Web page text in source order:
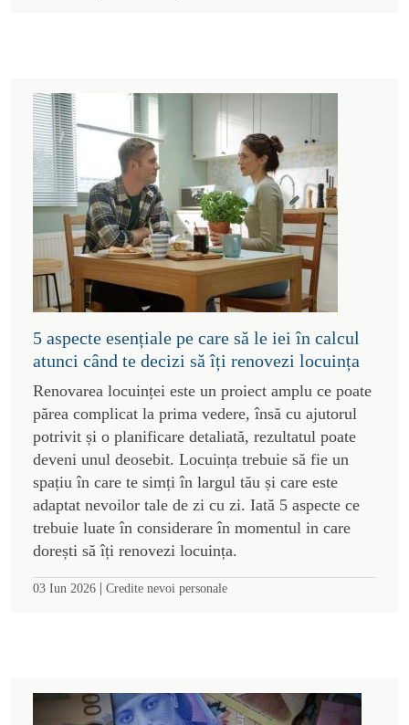
5 aspecte esențiale pe care să le iei în calcul
atunci când te decizi să îți renovezi locuința
Renovarea locuinței este un proiect amplu ce poate
părea complicat la prima vedere, însă cu ajutorul
potrivit și o planificare detaliată, rezultatul poate
deveni unul deosebit. Locuința trebuie să fie un
spațiu în care te simți în largul tău și care este
adaptat nevoilor tale de zi cu zi. Iată 5 aspecte ce
trebuie luate în considerare în momentul in care
dorești să îți renovezi locuința.
03 Iun 2026 | Credite nevoi personale